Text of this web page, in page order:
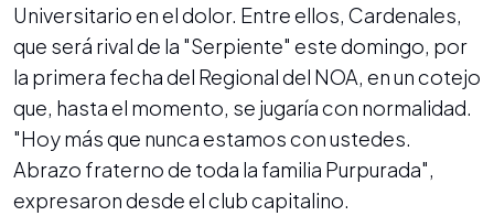
Universitario en el dolor. Entre ellos, Cardenales,
que será rival de la "Serpiente" este domingo, por
la primera fecha del Regional del NOA, en un cotejo
que, hasta el momento, se jugaría con normalidad.
"Hoy más que nunca estamos con ustedes.
Abrazo fraterno de toda la familia Purpurada",
expresaron desde el club capitalino.